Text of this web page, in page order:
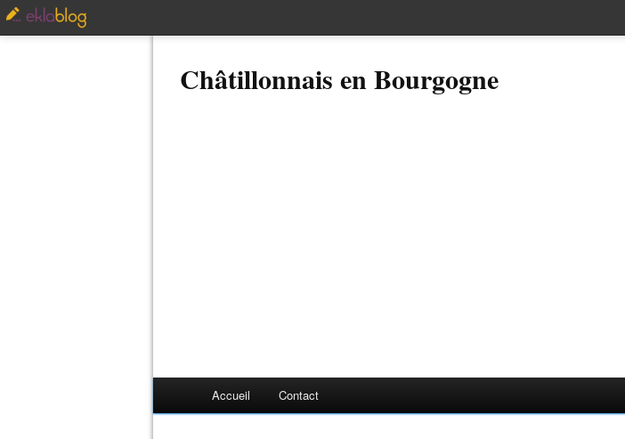
Châtillonnais en Bourgogne
Accueil Contact